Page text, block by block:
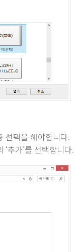
선택을 해야합니다.
추가’를 선택합니다.